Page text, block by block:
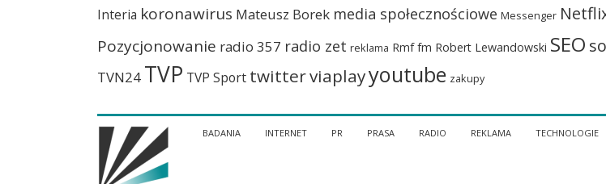
Interia koronawirus Mateusz Borek media społecznościowe Messenger
Pozycjonowanie radio 357 radio zet reklama Rmf fm Robert Lewandowski SEO
TVN24 TVP TVP Sport twitterviaplayyoutube zakupy
BADANIA INTERNET PR PRASA RADIO REKLAMA TECHNOLOGIE